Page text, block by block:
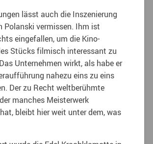
lässt auch die Inszenierung
Polanski vermissen. Ihm ist
eingefallen, um die Kino-
Stücks filmisch interessant zu
Unternehmen wirkt, als habe er
nahezu eins zu eins
Der zu Recht weltberühmte
manches Meisterwerk
bleibt hier weit unter dem, was